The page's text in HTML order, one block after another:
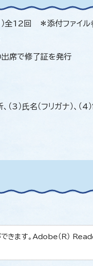
全12回 ＊添付ファイル
席で修了証を発行
3）氏名（フリガナ）、（
きます。Adobe（R）